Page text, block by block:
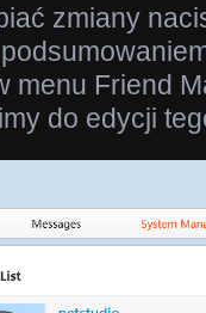
zmiany
menu Friend
do edycji